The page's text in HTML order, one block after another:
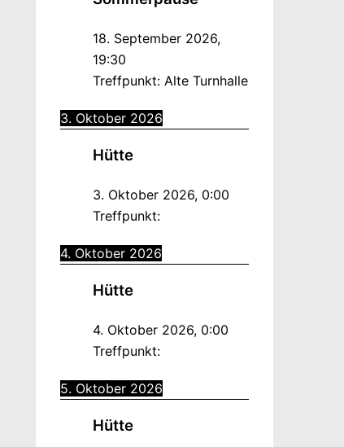
18. September 2026,
19:30
Treffpunkt: Alte Turnhalle
3. Oktober 2026
Hütte
3. Oktober 2026, 0:00
Treffpunkt:
4. Oktober 2026
Hütte
4. Oktober 2026, 0:00
Treffpunkt:
5. Oktober 2026
Hütte